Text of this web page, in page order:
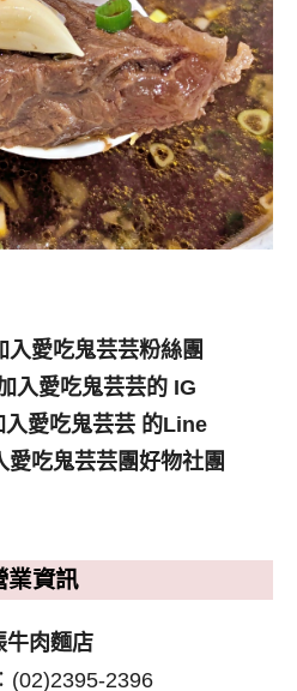
入愛吃鬼芸芸粉絲團
入愛吃鬼芸芸的 IG
入愛吃鬼芸芸 的Line
愛吃鬼芸芸團好物社團
業資訊
牛肉麵店
(02)2395-2396